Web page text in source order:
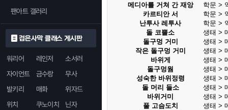
팬아트 갤러리
검은사막 클래스 게시판
워리어 레인저
소서러
자이언트
금수랑
무사
발키리
매화
위자드
위치
쿠노이치
닌자
메디아를 거쳐 간 재앙
학문 >
카르티안 서
학문 >
난투사 레투사
학문 >
돌 코뿔소
생태 >
돌구멍 거미
생태 >
작은 돌구멍 거미
생태 >
바위게
생태 >
돌구멍웜
생태 >
성숙한 바위정령
생태 >
돌 머리 들소
생태 >
바위거미
생태 >
풀 고슴도치
생태 >